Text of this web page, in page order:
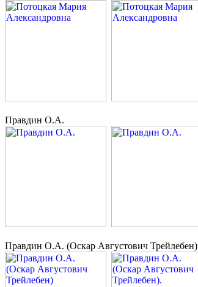
Правдин О.А.
Правдин О.А. (Оскар Августович Трейлебен)